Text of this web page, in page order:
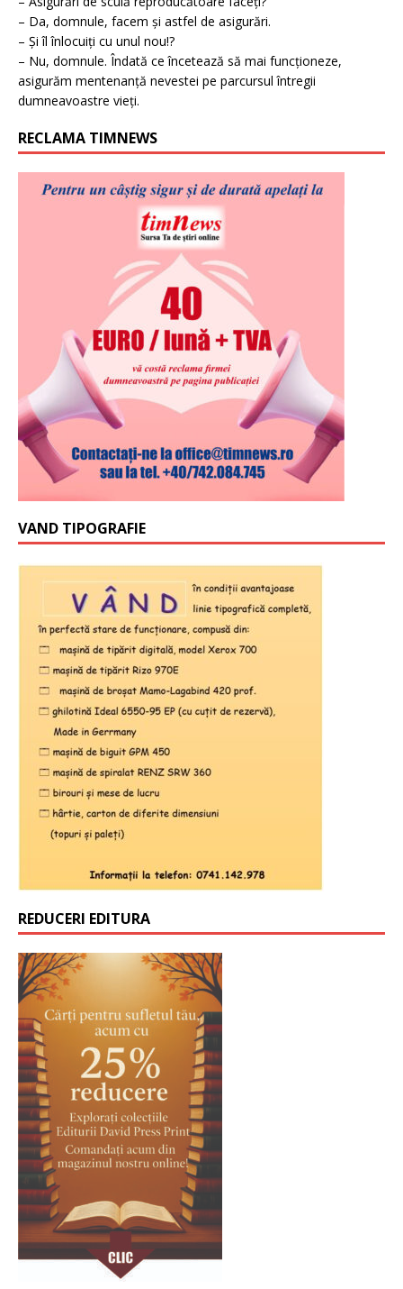
– Da, domnule, facem și astfel de asigurări.
– Și îl înlocuiți cu unul nou!?
– Nu, domnule. Îndată ce încetează să mai funcționeze,
asigurăm mentenanță nevestei pe parcursul întregii
dumneavoastre vieți.
RECLAMA TIMNEWS
VAND TIPOGRAFIE
REDUCERI EDITURA